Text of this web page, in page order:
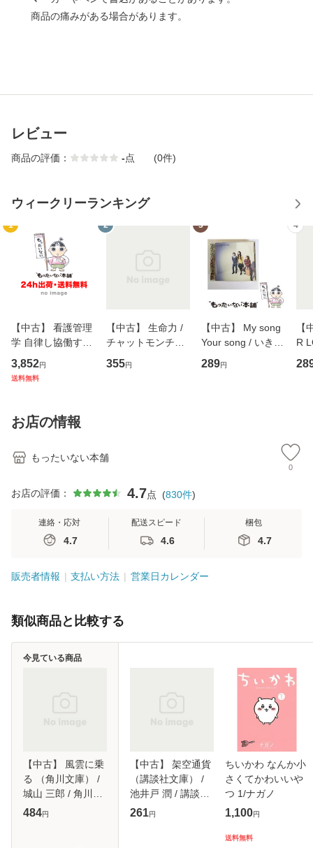
商品の痛みがある場合があります。
レビュー
商品の評価： -点 (0件)
ウィークリーランキング
1
【中古】 看護管理
学 自律し協働する
専門職の看護マネ
ジメントスキル 改
恵 藤本幸三 / 南江
堂 [単行
3,852円
送料無料
2
【中古】 生命力 /
チャットモンチー /
キューンレコード
[CD]【メール便送
355円
3
【中古】 My song
Your song / いきも
のがかり / [CD]
【メール便送料無
289円
4
【
R
産
お店の情報
もったいない本舗
0
お店の評価： 4.7点 (830件)
連絡・応対
4.7
配送スピード
4.6
梱包
4.7
販売者情報 支払い方法 営業日カレンダー
類似商品と比較する
【中古】 風雲に乗
る （角川文庫） /
城山 三郎 / 角川書
店 [文庫]【メール
484円
今見ている商品
【中古】 架空通貨
（講談社文庫） /
池井戸 潤 / 講談社
[文庫]【メール便送
261円
ちいかわ なんか小
さくてかわいいや
つ 1/ナガノ
1,100円
送料無料